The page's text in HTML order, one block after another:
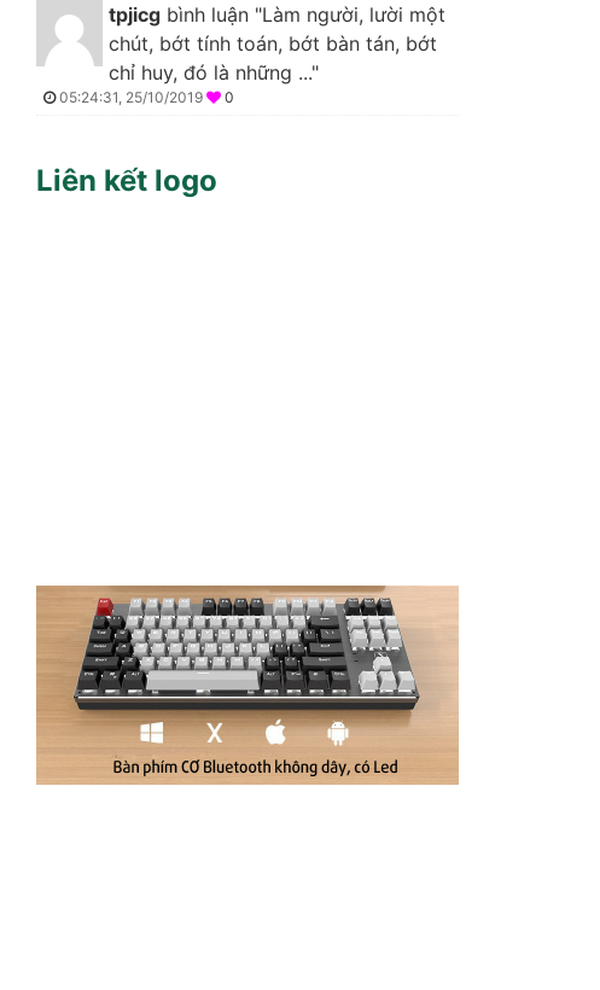
tpjicg bình luận "Làm người, lười một
chút, bớt tính toán, bớt bàn tán, bớt
chỉ huy, đó là những ..."
05:24:31, 25/10/2019 0
Liên kết logo